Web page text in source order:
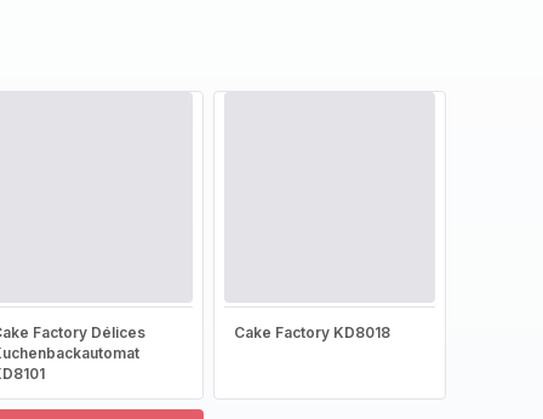
Factory Délices
Cake Factory KD8018